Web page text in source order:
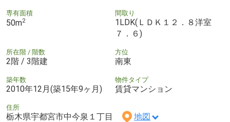
専有面積
50m2
間取り
1LDK(ＬＤＫ１２．８洋室
７．６)
所在階 / 階数
2階 / 3階建
方位
南東
築年数
2010年12月(築15年9ヶ月)
物件タイプ
賃貸マンション
住所
栃木県宇都宮市中今泉１丁目 地図